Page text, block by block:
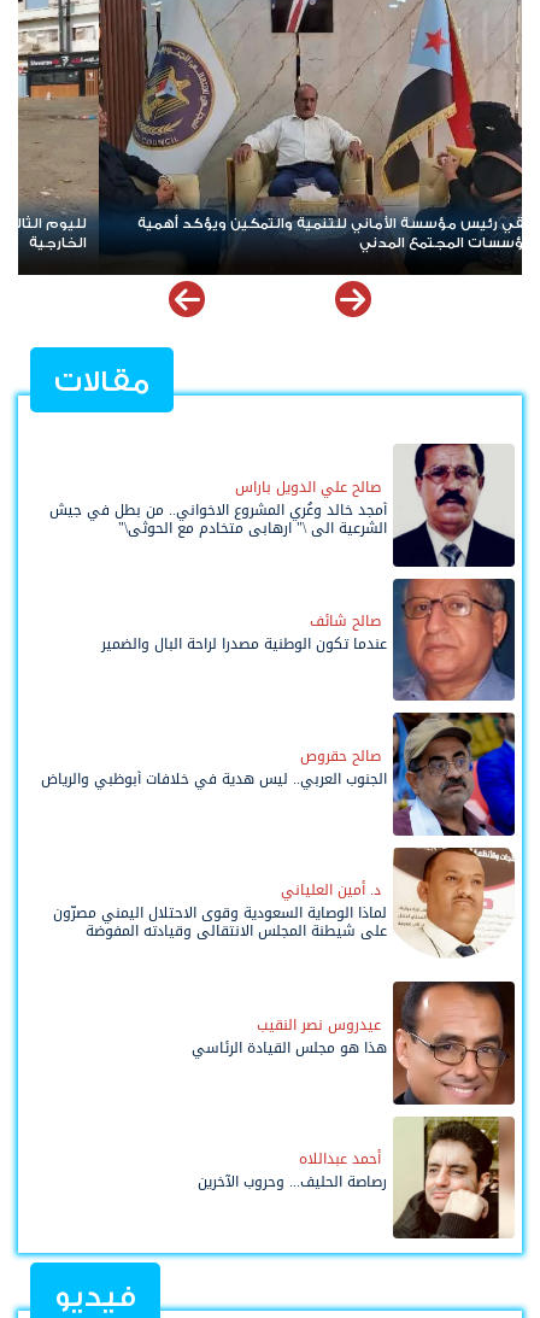
لليوم الثالث.. عدن تصعّد سلمياً رفضاً لتردي الخدمات والوصاية
الخارجية
مقالات
صالح علي الدويل باراس
أمجد خالد وعُري المشروع الاخواني.. من بطل في جيش
الشرعية الى \" ارهابي متخادم مع الحوثي\"
صالح شائف
عندما تكون الوطنية مصدرا لراحة البال والضمير
صالح حقروص
الجنوب العربي.. ليس هدية في خلافات أبوظبي والرياض
د. أمين العلياني
لماذا الوصاية السعودية وقوى الاحتلال اليمني مصرّون
على شيطنة المجلس الانتقالي وقيادته المفوضة
عيدروس نصر النقيب
هذا هو مجلس القيادة الرئاسي
أحمد عبداللاه
رصاصة الحليف... وحروب الآخرين
فيديو